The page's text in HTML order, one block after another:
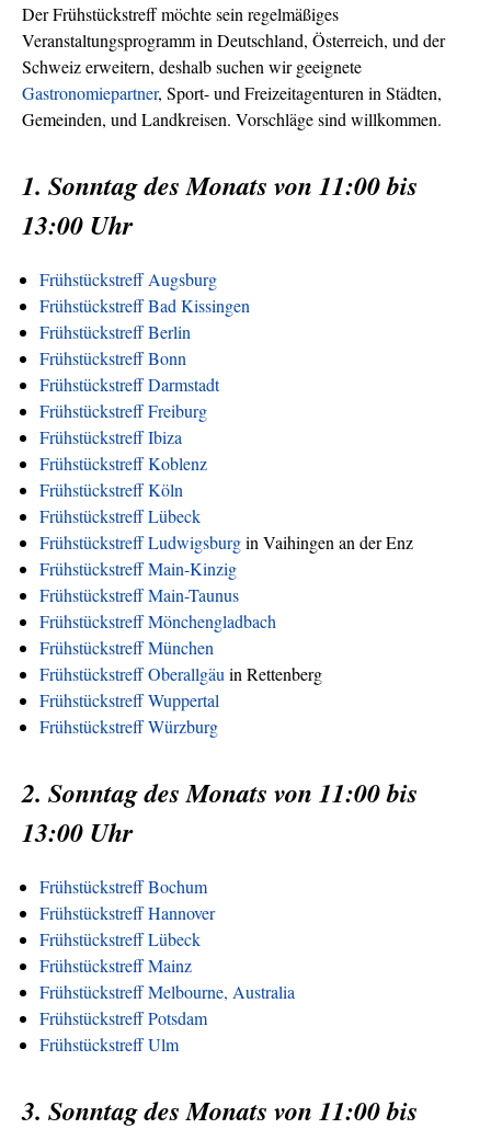
Der Frühstückstreff möchte sein regelmäßiges
Veranstaltungsprogramm in Deutschland, Österreich, und der
Schweiz erweitern, deshalb suchen wir geeignete
Gastronomiepartner, Sport- und Freizeitagenturen in Städten,
Gemeinden, und Landkreisen. Vorschläge sind willkommen.
1. Sonntag des Monats von 11:00 bis
13:00 Uhr
Frühstückstreff Augsburg
Frühstückstreff Bad Kissingen
Frühstückstreff Berlin
Frühstückstreff Bonn
Frühstückstreff Darmstadt
Frühstückstreff Freiburg
Frühstückstreff Ibiza
Frühstückstreff Koblenz
Frühstückstreff Köln
Frühstückstreff Lübeck
Frühstückstreff Ludwigsburgin Vaihingen an der Enz
Frühstückstreff Main-Kinzig
Frühstückstreff Main-Taunus
Frühstückstreff Mönchengladbach
Frühstückstreff München
Frühstückstreff Oberallgäu in Rettenberg
Frühstückstreff Wuppertal
Frühstückstreff Würzburg
2. Sonntag des Monats von 11:00 bis
13:00 Uhr
Frühstückstreff Bochum
Frühstückstreff Hannover
Frühstückstreff Lübeck
Frühstückstreff Mainz
Frühstückstreff Melbourne, Australia
Frühstückstreff Potsdam
Frühstückstreff Ulm
3. Sonntag des Monats von 11:00 bis